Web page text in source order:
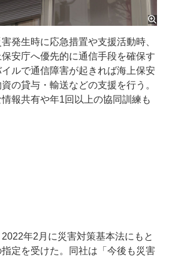
発生時に応急措置や支援活動時、
安庁へ優先的に通信手段を確保す
ルで通信障害が起きれば海上保安
の貸与・輸送などの支援を行う。
報共有や年1回以上の協同訓練も
年2月に災害対策基本法にもと
定を受けた。同社は「今後も災害